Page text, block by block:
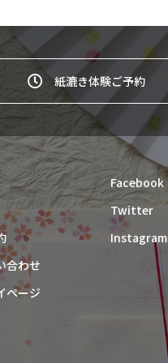
紙漉き体験ご予約
合わせ
ページ
Facebook
Twitter
Instagram